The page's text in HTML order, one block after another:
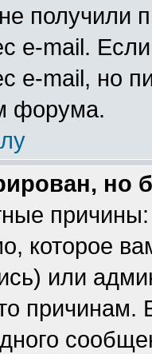
получили
e-mail.
e-mail, но
форума.
но
которое
или